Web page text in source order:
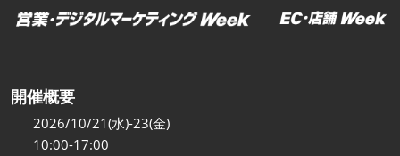
開催概要
2026/10/21(水)-23(金)
10:00-17:00